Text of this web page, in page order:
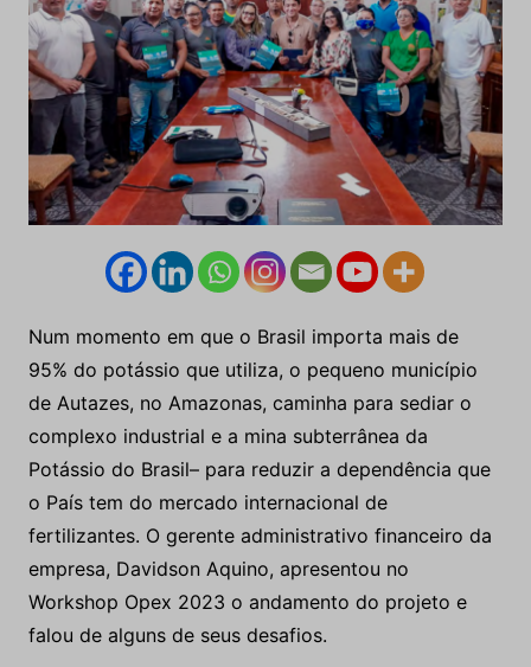
Num momento em que o Brasil importa mais de
95% do potássio que utiliza, o pequeno município
de Autazes, no Amazonas, caminha para sediar o
complexo industrial e a mina subterrânea da
Potássio do Brasil– para reduzir a dependência que
o País tem do mercado internacional de
fertilizantes. O gerente administrativo financeiro da
empresa, Davidson Aquino, apresentou no
Workshop Opex 2023 o andamento do projeto e
falou de alguns de seus desafios.